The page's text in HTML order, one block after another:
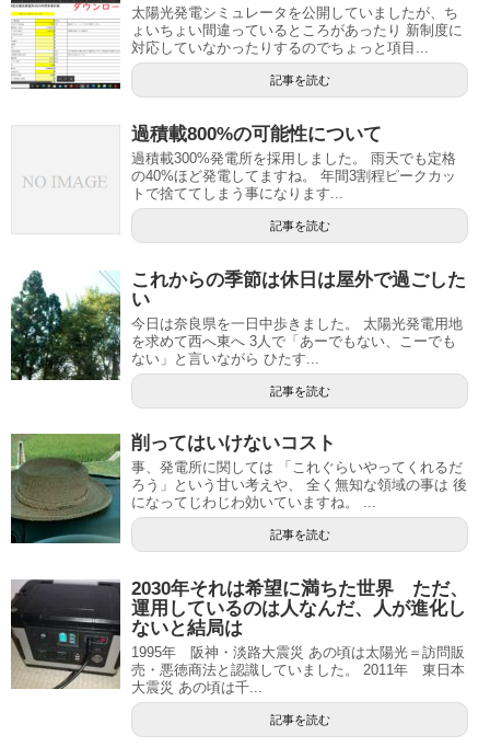
太陽光発電シミュレータを公開していましたが、ち
ょいちょい間違っているところがあったり 新制度に
対応していなかったりするのでちょっと項目...
記事を読む
過積載800%の可能性について
過積載300%発電所を採用しました。 雨天でも定格
の40%ほど発電してますね。 年間3割程ピークカッ
トで捨ててしまう事になります...
記事を読む
これからの季節は休日は屋外で過ごした
い
今日は奈良県を一日中歩きました。 太陽光発電用地
を求めて西へ東へ 3人で「あーでもない、こーでも
ない」と言いながら ひたす...
記事を読む
削ってはいけないコスト
事、発電所に関しては 「これぐらいやってくれるだ
ろう」という甘い考えや、 全く無知な領域の事は 後
になってじわじわ効いていますね。 ...
記事を読む
2030年それは希望に満ちた世界 ただ、
運用しているのは人なんだ、人が進化し
ないと結局は
1995年 阪神・淡路大震災 あの頃は太陽光＝訪問販
売・悪徳商法と認識していました。 2011年 東日本
大震災 あの頃は千...
記事を読む